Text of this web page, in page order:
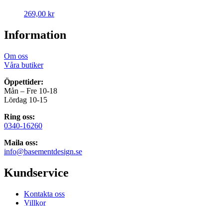
269,00 kr
Information
Om oss
Våra butiker
Öppettider:
Mån – Fre 10-18
Lördag 10-15
Ring oss:
0340-16260
Maila oss:
info@basementdesign.se
Kundservice
Kontakta oss
Villkor